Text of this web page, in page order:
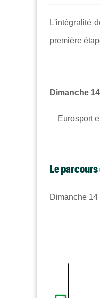
L'intégralité
première
Dimanche
Eurosport
Le
Dimanche